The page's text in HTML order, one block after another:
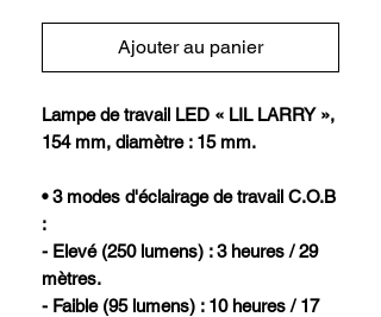
Ajouter au panier
Lampe de travail LED « LIL LARRY »,
154 mm, diamètre : 15 mm.
• 3 modes d'éclairage de travail C.O.B
:
- Elevé (250 lumens) : 3 heures / 29
mètres.
- Faible (95 lumens) : 10 heures / 17